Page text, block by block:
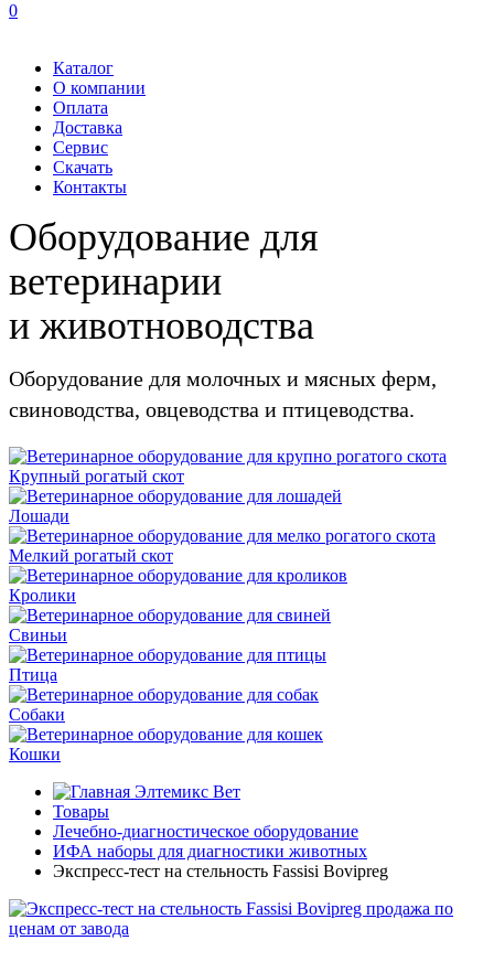
0
Каталог
О компании
Оплата
Доставка
Сервис
Скачать
Контакты
Оборудование для
ветеринарии
и животноводства
Оборудование для молочных и мясных ферм,
свиноводства, овцеводства и птицеводства.
Крупный рогатый скот
Лошади
Мелкий рогатый скот
Кролики
Свиньи
Птица
Собаки
Кошки
Элтемикс Вет
Товары
Лечебно-диагностическое оборудование
ИФА наборы для диагностики животных
Экспресс-тест на стельность Fassisi Bovipreg